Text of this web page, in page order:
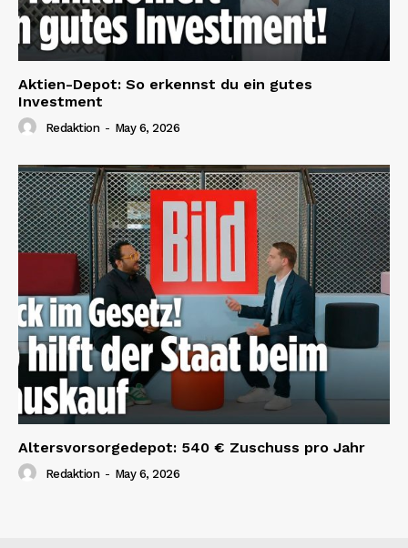
Aktien-Depot: So erkennst du ein gutes
Investment
Redaktion - May 6, 2026
Altersvorsorgedepot: 540 € Zuschuss pro Jahr
Redaktion - May 6, 2026